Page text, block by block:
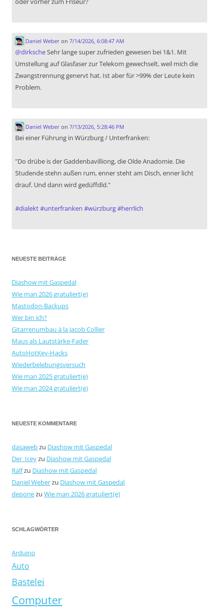
Daniel Weberon 7/14/2026, 6:08:47 AM
@dirkscheSehr lange super zufrieden gewesen bei 1&1. Mit
Umstellung auf Glasfaser zur Telekom gewechselt, weil mich die
Zwangstrennung genervt hat. Ist aber für >99% der Leute kein
Problem.
Daniel Weberon 7/13/2026, 5:28:46 PM
Bei einer Führung in Würzburg / Unterfranken:
"Do drübe is der Gaddenbavilliong, die Olde Anadomie. Die
Studende stehn außen rum, enner steht am Disch, enner licht
drauf. Und dann wird gedüffdld."
#dialekt#unterfranken #würzburg#herrlich
NEUESTE BEITRÄGE
Diashow mit Gaspedal
Wie man 2026 gratuliert(e)
Mastodon-Backups
Wer bin ich?
Gitarrenumbau à la Jacob Collier
Maus als Lautstärke-Fader
AutoHotKey-Hacks
Wiederbelebungsversuch
Wie man 2025 gratuliert(e)
Wie man 2024 gratuliert(e)
NEUESTE KOMMENTARE
dasawebzu Diashow mit Gaspedal
Der_Iceyzu Diashow mit Gaspedal
Ralfzu Diashow mit Gaspedal
Daniel Weberzu Diashow mit Gaspedal
deponezu Wie man 2026 gratuliert(e)
SCHLAGWÖRTER
Arduino
Auto
Bastelei
Computer